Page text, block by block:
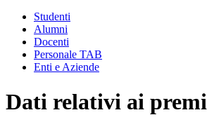
Studenti
Alumni
Docenti
Personale TAB
Enti e Aziende
Dati relativi ai premi